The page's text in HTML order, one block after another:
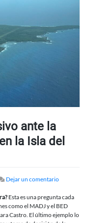
ante la
la Isla del
Dejar un comentarioen
y
diálogo
inclusivo
Esta es una pregunta cada
como el MADJ y el BED
Castro. El último ejemplo lo